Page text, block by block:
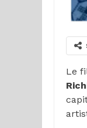
Le